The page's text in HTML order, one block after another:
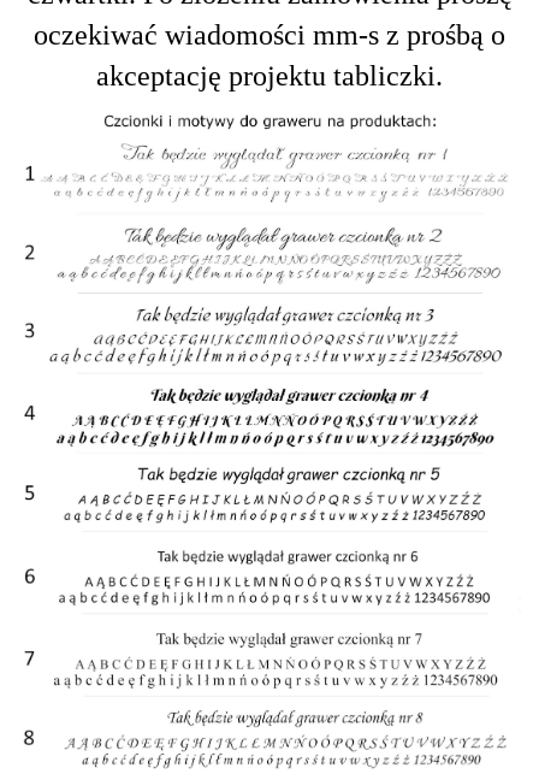
oczekiwać wiadomości mm-s z prośbą o
akceptację projektu tabliczki.